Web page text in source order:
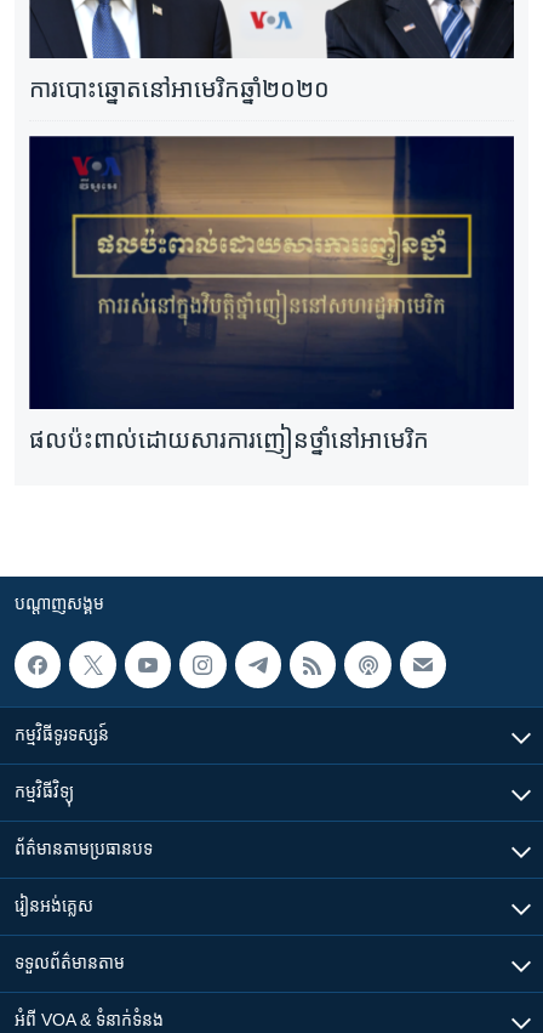
ការបោះឆ្នោតនៅអាមេរិកឆ្នាំ២០២០
ផលប៉ះពាល់ដោយសារការញៀនថ្នាំនៅអាមេរិក
បណ្តាញ​សង្គម
កម្មវិធី​ទូរទស្សន៍
កម្មវិធី​វិទ្យុ
ព័ត៌មាន​តាមប្រធានបទ​
រៀន​​អង់គ្លេស
ទទួល​ព័ត៌មាន​តាម
អំពី​ VOA & ទំនាក់ទំនង